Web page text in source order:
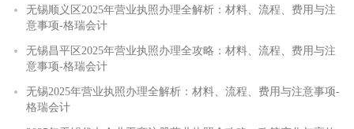
无锡顺义区2025年营业执照办理全解析：材料、流程、费用与注
意事项-格瑞会计
无锡昌平区2025年营业执照办理全攻略：材料、流程、费用与注
意事项-格瑞会计
无锡2025年营业执照办理全解析：材料、流程、费用与注意事项-
格瑞会计